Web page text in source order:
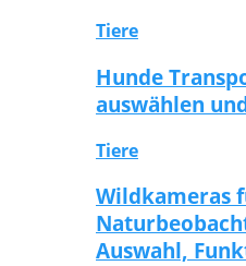
Tiere
Hunde
auswählen
Tiere
Wildkameras
Auswahl,